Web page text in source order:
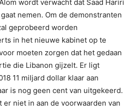
wordt verwacht dat Saad Hariri
nemen. Om de demonstranten
geprobeerd worden
in het nieuwe kabinet op te
moeten zorgen dat het gedaan
die Libanon gijzelt. Er ligt
11 miljard dollar klaar aan
is nog geen cent van uitgekeerd.
er niet in aan de voorwaarden van